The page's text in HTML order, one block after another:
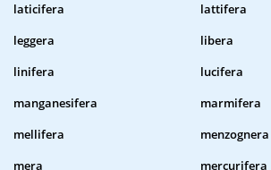
laticifera
lattifera
leggera
libera
linifera
lucifera
manganesifera
marmifera
mellifera
menzognera
mera
mercurifera